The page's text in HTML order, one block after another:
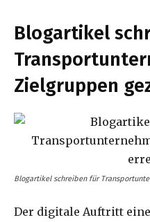
Blogartikel
Zielgruppen
Blogartikel schreiben für
Der digitale Auftritt